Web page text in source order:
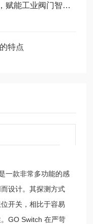
TOPWORX阀门回讯器精准反馈，赋能工业阀门智能管控
特点
一款非常多功能的感
设计。其探测方式
开关，相比于容易
GO Switch 在严苛